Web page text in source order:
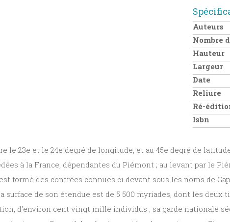
Auteurs
Nombre
Hauteur
Largeur
Date
Reliure
Ré-
Isbn
le 23e et le 24e degré de longitude, et au 45e degré de
à la France, dépendantes du Piémont ; au levant par le
formé des contrées connues ci devant sous les noms de
surface de son étendue est de 5 500 myriades, dont les
d'environ cent vingt mille individus ; sa garde nationale